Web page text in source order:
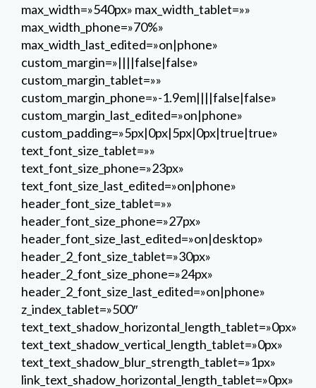
max_width=»540px» max_width_tablet=»»
max_width_phone=»70%»
max_width_last_edited=»on|phone»
custom_margin=»||||false|false»
custom_margin_tablet=»»
custom_margin_phone=»-1.9em||||false|false»
custom_margin_last_edited=»on|phone»
custom_padding=»5px|0px|5px|0px|true|true»
text_font_size_tablet=»»
text_font_size_phone=»23px»
text_font_size_last_edited=»on|phone»
header_font_size_tablet=»»
header_font_size_phone=»27px»
header_font_size_last_edited=»on|desktop»
header_2_font_size_tablet=»30px»
header_2_font_size_phone=»24px»
header_2_font_size_last_edited=»on|phone»
z_index_tablet=»500″
text_text_shadow_horizontal_length_tablet=»0px»
text_text_shadow_vertical_length_tablet=»0px»
text_text_shadow_blur_strength_tablet=»1px»
link_text_shadow_horizontal_length_tablet=»0px»